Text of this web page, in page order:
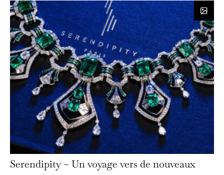
Serendipity – Un voyage vers de nouveaux